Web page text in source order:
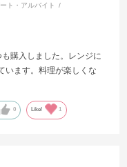
ト・アルバイト
購入しました。レンジに
います。料理が楽しくな
0 Like! 1